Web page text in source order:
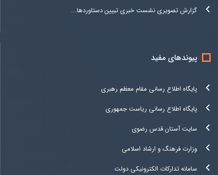
گزارش تصویری نشست خبری تبیین دستاوردها...
پیوندهای مفید
پایگاه اطلاع رسانی مقام معظم رهبری
پایگاه اطلاع رسانی ریاست جمهوری
سایت آستان قدس رضوی
وزارت فرهنگ و ارشاد اسلامی
سامانه تدارکات الکترونیکی دولت